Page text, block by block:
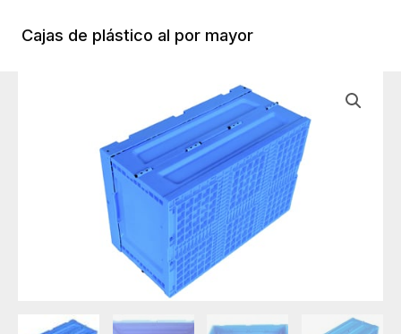
contenido
Cajas de plástico al por mayor